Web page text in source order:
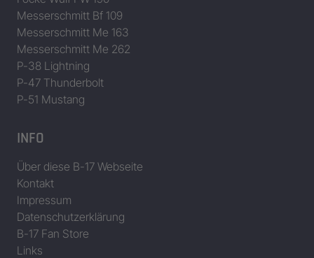
Messerschmitt Bf 109
Messerschmitt Me 163
Messerschmitt Me 262
P-38 Lightning
P-47 Thunderbolt
P-51 Mustang
INFO
Über diese B-17 Webseite
Kontakt
Impressum
Datenschutzerklärung
B-17 Fan Store
Links